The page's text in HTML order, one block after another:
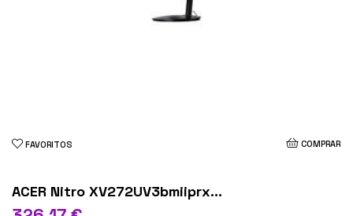
FAVORITOS COMPRAR
ACER Nitro XV272UV3bmiiprx...